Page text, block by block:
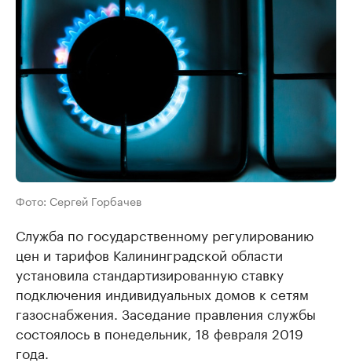
Фото: Сергей Горбачев
Служба по государственному регулированию
цен и тарифов Калининградской области
установила стандартизированную ставку
подключения индивидуальных домов к сетям
газоснабжения. Заседание правления службы
состоялось в понедельник, 18 февраля 2019
года.